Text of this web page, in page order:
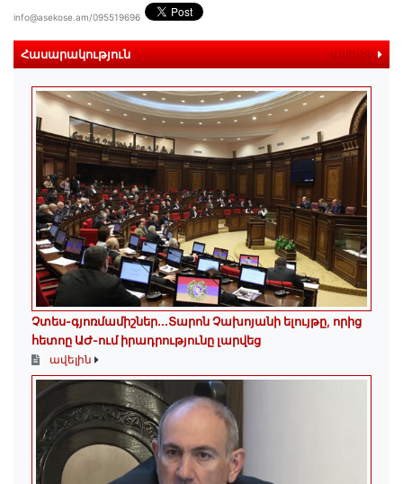
info@asekose.am/095519696
Հասարակություն ավելին
Չտես-գյոռմամիշներ․․․Տարոն Չախոյանի ելույթը, որից
հետոը ԱԺ-ում իրադրությունը լարվեց
ավելին